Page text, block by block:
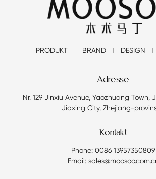
PRODUKT BRAND DESIGN
Adresse
Nr. 129 Jinxiu Avenue, Yaozhuang Town,
Jiaxing City, Zhejiang-
Kontakt
Phone: 0086 13957350809
Email: